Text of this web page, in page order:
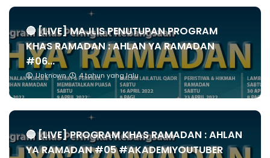
🔴 [LIVE] MAJLIS PENUTUPAN PROGRAM
KHAS RAMADAN : AHLAN YA RAMADAN
#06...
Unknown 4 tahun yang lalu
🔴 [LIVE] PROGRAM KHAS RAMADAN : AHLAN
YA RAMADAN #05 #AKADEMIYOUTUBER